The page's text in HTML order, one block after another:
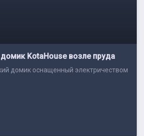
KotaHouse возле пруда
домик оснащенный электричеством